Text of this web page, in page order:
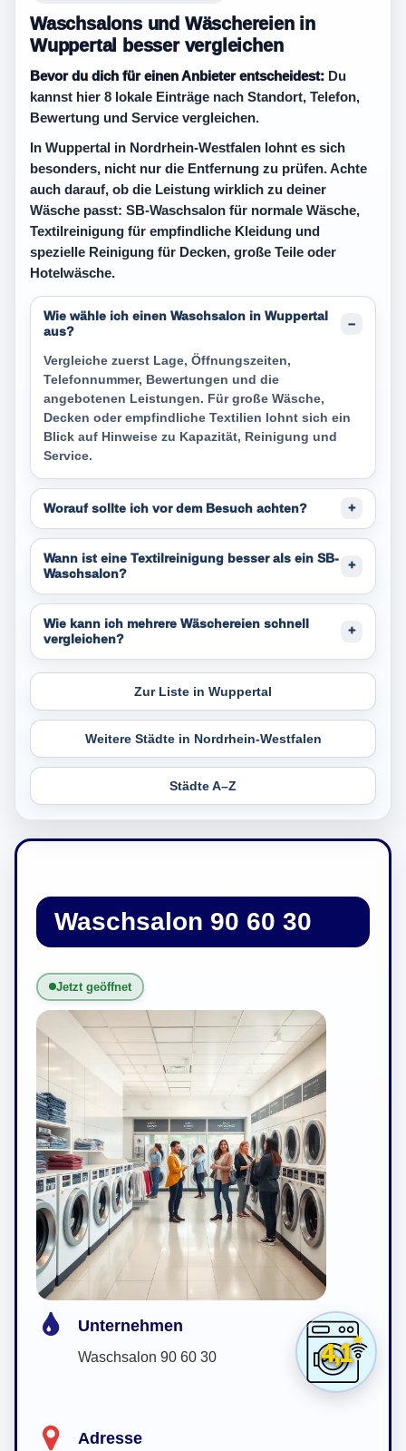
Waschsalons und Wäschereien in
Wuppertal besser vergleichen
Bevor du dich für einen Anbieter entscheidest: Du
kannst hier 8 lokale Einträge nach Standort, Telefon,
Bewertung und Service vergleichen.
In Wuppertal in Nordrhein-Westfalen lohnt es sich
besonders, nicht nur die Entfernung zu prüfen. Achte
auch darauf, ob die Leistung wirklich zu deiner
Wäsche passt: SB-Waschsalon für normale Wäsche,
Textilreinigung für empfindliche Kleidung und
spezielle Reinigung für Decken, große Teile oder
Hotelwäsche.
Wie wähle ich einen Waschsalon in Wuppertal
aus?
Vergleiche zuerst Lage, Öffnungszeiten,
Telefonnummer, Bewertungen und die
angebotenen Leistungen. Für große Wäsche,
Decken oder empfindliche Textilien lohnt sich ein
Blick auf Hinweise zu Kapazität, Reinigung und
Service.
Worauf sollte ich vor dem Besuch achten?
Wann ist eine Textilreinigung besser als ein SB-
Waschsalon?
Wie kann ich mehrere Wäschereien schnell
vergleichen?
Zur Liste in Wuppertal
Weitere Städte in Nordrhein-Westfalen
Städte A–Z
Waschsalon 90 60 30
Jetzt geöffnet
4,1
Unternehmen
Waschsalon 90 60 30
Adresse